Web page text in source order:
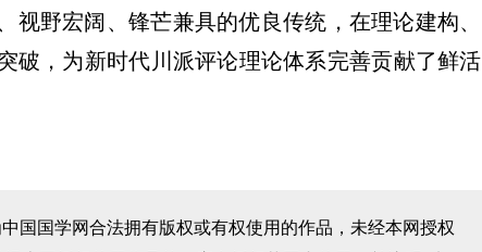
视野宏阔、锋芒兼具的优良传统，在理论建构、
破，为新时代川派评论理论体系完善贡献了鲜活
国国学网合法拥有版权或有权使用的作品，未经本网授权